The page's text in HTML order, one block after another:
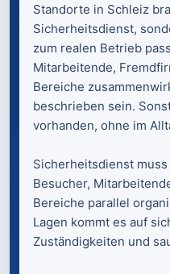
Standorte in Schleiz
Sicherheitsdienst,
zum realen Betrieb
Mitarbeitende,
Bereiche
beschrieben sein.
vorhanden, ohne im
Sicherheitsdienst
Besucher,
Bereiche parallel
Lagen kommt es auf
Zuständigkeiten und